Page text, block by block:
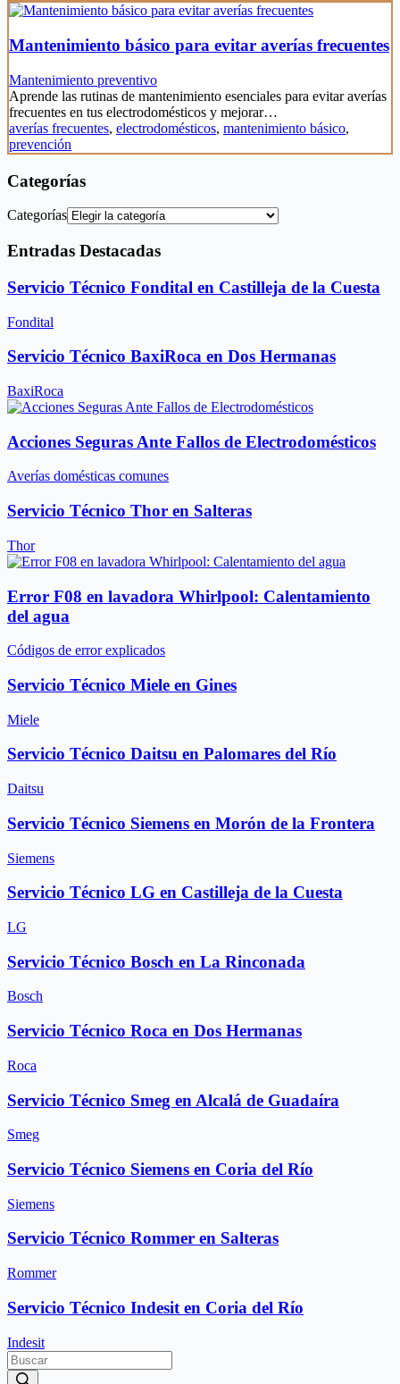
Mantenimiento básico para evitar averías frecuentes
Mantenimiento preventivo
Aprende las rutinas de mantenimiento esenciales para evitar averías
frecuentes en tus electrodomésticos y mejorar…
averías frecuentes, electrodomésticos, mantenimiento básico,
prevención
Categorías
Categorías
Entradas Destacadas
Servicio Técnico Fondital en Castilleja de la Cuesta
Fondital
Servicio Técnico BaxiRoca en Dos Hermanas
BaxiRoca
Acciones Seguras Ante Fallos de Electrodomésticos
Averías domésticas comunes
Servicio Técnico Thor en Salteras
Thor
Error F08 en lavadora Whirlpool: Calentamiento
del agua
Códigos de error explicados
Servicio Técnico Miele en Gines
Miele
Servicio Técnico Daitsu en Palomares del Río
Daitsu
Servicio Técnico Siemens en Morón de la Frontera
Siemens
Servicio Técnico LG en Castilleja de la Cuesta
LG
Servicio Técnico Bosch en La Rinconada
Bosch
Servicio Técnico Roca en Dos Hermanas
Roca
Servicio Técnico Smeg en Alcalá de Guadaíra
Smeg
Servicio Técnico Siemens en Coria del Río
Siemens
Servicio Técnico Rommer en Salteras
Rommer
Servicio Técnico Indesit en Coria del Río
Indesit